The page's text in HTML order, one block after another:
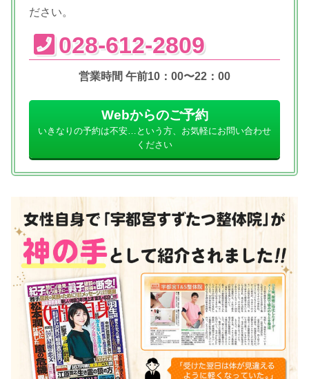
ださい。
028-612-2809
営業時間 午前10：00〜22：00
Webからのご予約
いきなりの予約は不安…という方、お気軽にお問い合わせ
ください